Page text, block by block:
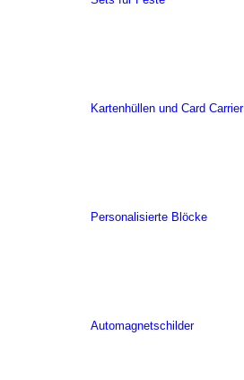
Kartenhüllen und Card Carrier
Personalisierte Blöcke
Automagnetschilder